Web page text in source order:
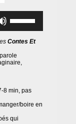
les
pour
ou
diminuer
Contes Et
8 min, pas
boire en
qui